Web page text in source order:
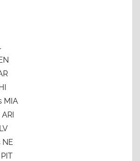
MIA
NE